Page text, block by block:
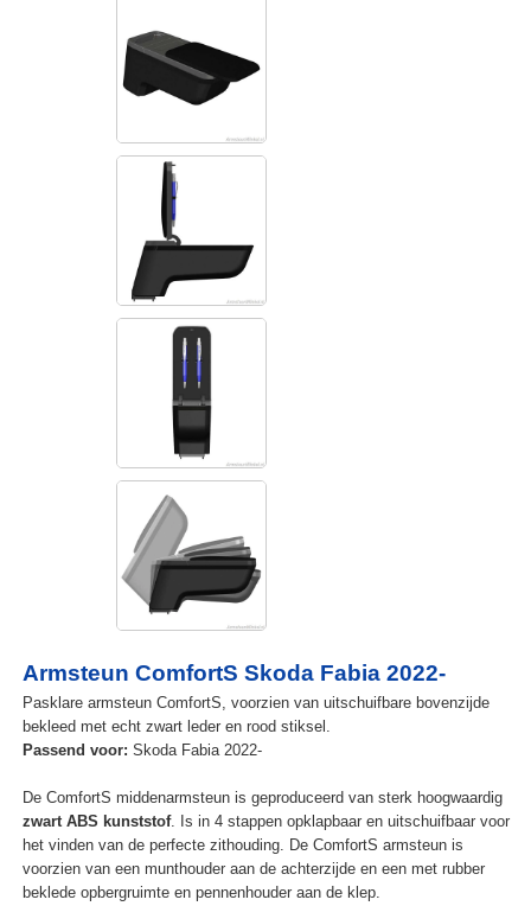
Armsteun ComfortS Skoda Fabia 2022-
Pasklare armsteun ComfortS, voorzien van uitschuifbare bovenzijde
bekleed met echt zwart leder en rood stiksel.
Passend voor: Skoda Fabia 2022-
De ComfortS middenarmsteun is geproduceerd van sterk hoogwaardig
zwart ABS kunststof. Is in 4 stappen opklapbaar en uitschuifbaar voor
het vinden van de perfecte zithouding. De ComfortS armsteun is
voorzien van een munthouder aan de achterzijde en een met rubber
beklede opbergruimte en pennenhouder aan de klep.